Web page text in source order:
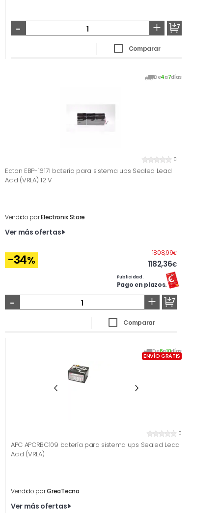
- +
Comparar
De4a7días
0
Eaton EBP-1617I batería para sistema ups Sealed Lead
Acid (VRLA) 12 V
Vendido porElectronix Store
Ver más ofertas
-34%
1808,99€Antes
1182,36€
Publicidad.
Pago en plazos.
- +
Comparar
De6a10días
ENVÍO GRATIS
0
APC APCRBC109 batería para sistema ups Sealed Lead
Acid (VRLA)
Vendido porGreaTecno
Ver más ofertas